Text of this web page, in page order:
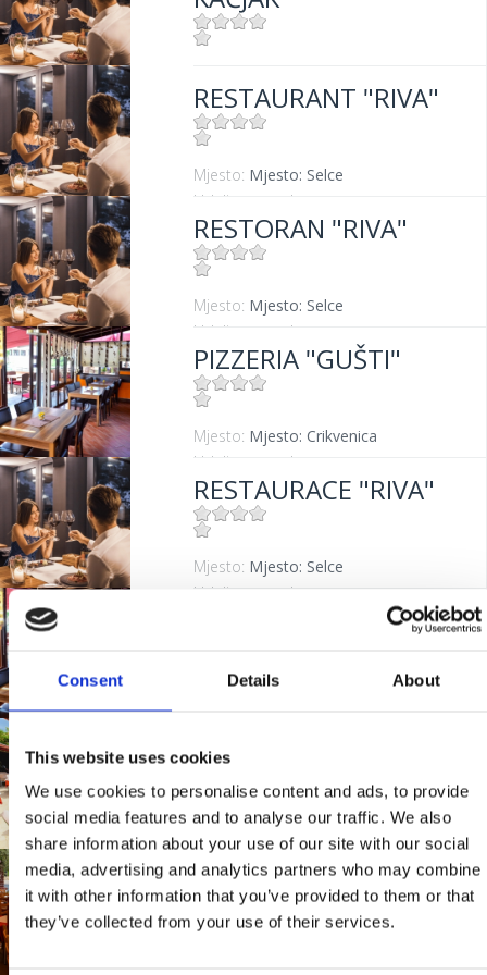
Consent Details About
This website uses cookies
We use cookies to personalise content and ads, to provide
social media features and to analyse our traffic. We also
share information about your use of our site with our social
media, advertising and analytics partners who may combine
it with other information that you’ve provided to them or that
they’ve collected from your use of their services.
Udaljenost od mora:
10 m
RESTAURANT "RIVA"
Mjesto: Mjesto: Selce
Udaljenost od mora:
RESTORAN "RIVA"
Mjesto: Mjesto: Selce
Udaljenost od mora:
PIZZERIA "GUŠTI"
Mjesto: Mjesto: Crikvenica
Udaljenost od mora:
RESTAURACE "RIVA"
Mjesto: Mjesto: Selce
Udaljenost od mora:0 m
PIZZERIA "GUŠTI"
RESTAURANT
DOMINO
Mjesto:Mjesto: Dramalj
RESTAURANT
"KANTUNIĆ"